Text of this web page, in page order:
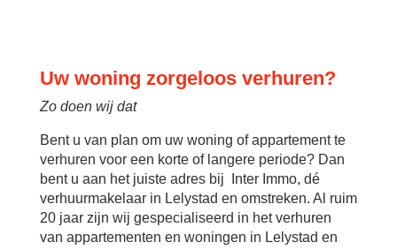
Uw woning zorgeloos verhuren?
Zo doen wij dat
Bent u van plan om uw woning of appartement te
verhuren voor een korte of langere periode? Dan
bent u aan het juiste adres bij Inter Immo, dé
verhuurmakelaar in Lelystad en omstreken. Al ruim
20 jaar zijn wij gespecialiseerd in het verhuren
van appartementen en woningen in Lelystad en